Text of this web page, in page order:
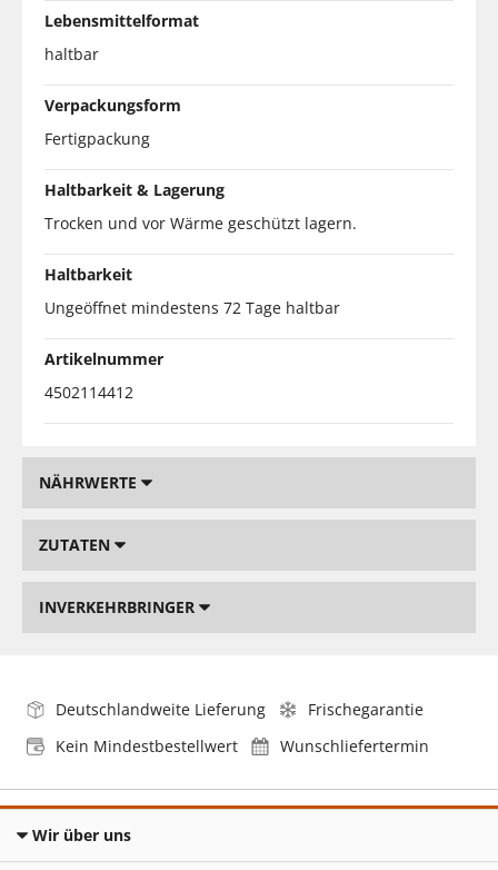
Lebensmittelformat
haltbar
Verpackungsform
Fertigpackung
Haltbarkeit & Lagerung
Trocken und vor Wärme geschützt lagern.
Haltbarkeit
Ungeöffnet mindestens 72 Tage haltbar
Artikelnummer
4502114412
NÄHRWERTE
ZUTATEN
INVERKEHRBRINGER
Deutschlandweite Lieferung
Frischegarantie
Kein Mindestbestellwert
Wunschliefertermin
Wir über uns